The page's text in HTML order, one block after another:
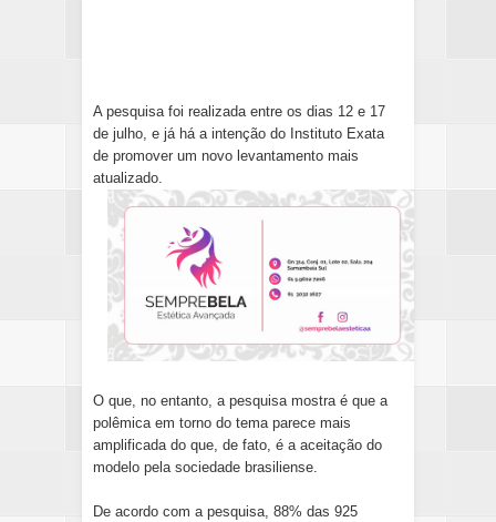
A pesquisa foi realizada entre os dias 12 e 17
de julho, e já há a intenção do Instituto Exata
de promover um novo levantamento mais
atualizado.
O que, no entanto, a pesquisa mostra é que a
polêmica em torno do tema parece mais
amplificada do que, de fato, é a aceitação do
modelo pela sociedade brasiliense.
De acordo com a pesquisa, 88% das 925